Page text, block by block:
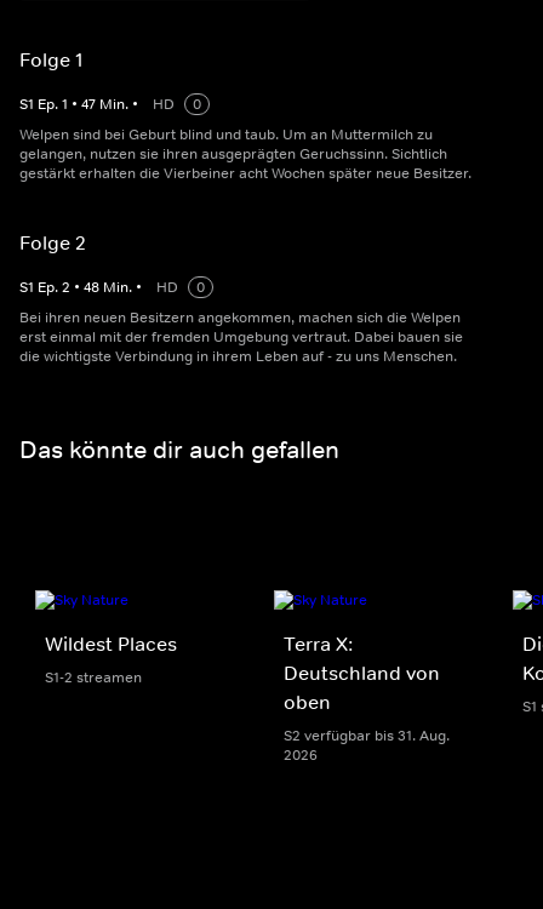
Folge 1
S1 Ep.1 • 47 Min. • HD
0
Welpen sind bei Geburt blind und taub. Um an Muttermilch zu
gelangen, nutzen sie ihren ausgeprägten Geruchssinn. Sichtlich
gestärkt erhalten die Vierbeiner acht Wochen später neue Besitzer.
Folge 2
S1 Ep.2 • 48 Min. • HD
0
Bei ihren neuen Besitzern angekommen, machen sich die Welpen
erst einmal mit der fremden Umgebung vertraut. Dabei bauen sie
die wichtigste Verbindung in ihrem Leben auf - zu uns Menschen.
Das könnte dir auch gefallen
Wildest Places
S1-2 streamen
Terra X:
Deutschland von
oben
S2 verfügbar bis 31. Aug.
2026